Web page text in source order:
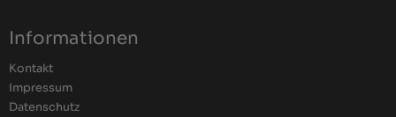
Informationen
Kontakt
Impressum
Datenschutz